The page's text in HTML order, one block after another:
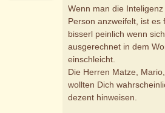
Wenn man die
Person anzweifelt, ist
bisserl peinlich wenn
ausgerechnet in dem
einschleicht.
Die Herren Matze,
wollten Dich
dezent hinweisen.